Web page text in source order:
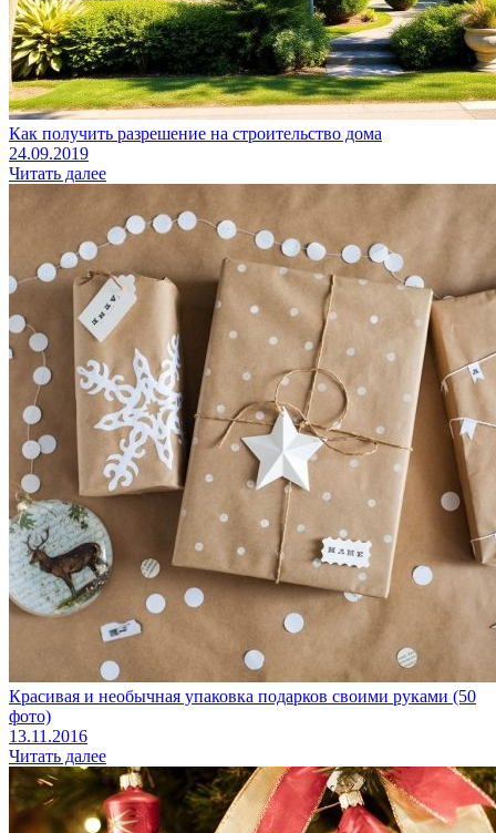
Как получить разрешение на строительство дома
24.09.2019
Читать далее
Красивая и необычная упаковка подарков своими руками (50
фото)
13.11.2016
Читать далее